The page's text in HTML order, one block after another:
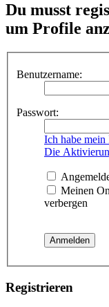
Du musst
um Profile
Benutzername:
Passwort:
Ich habe mein
Die
Meinen
verbergen
Registrieren